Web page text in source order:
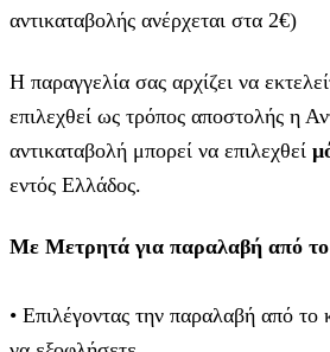
αντικαταβολής ανέρχεται στα 2€)
Η παραγγελία σας αρχίζει να
επιλεχθεί ως τρόπος αποστολής η
αντικαταβολή μπορεί να επιλεχθεί
εντός Ελλάδος.
Με Μετρητά για παραλαβή από
• Επιλέγοντας την παραλαβή από το